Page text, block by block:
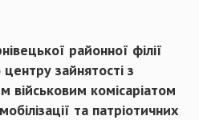
районної філії
зайнятості з
військовим комісаріатом
та патріотичних